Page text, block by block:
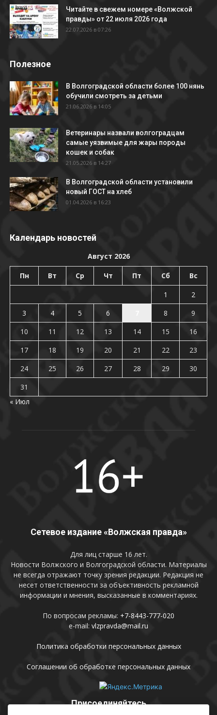
Читайте в свежем номере «Волжской
правды» от 22 июля 2026 года
22.07.2026 в 07:26
Полезное
В Волгоградской области более 100 нянь
обучили смотреть за детьми
21.06.2026 в 14:05
Ветеринары назвали волгоградцам
самые уязвимые для жары породы
кошек и собак
21.05.2026 в 14:27
В Волгоградской области установили
новый ГОСТ на хлеб
01.04.2026 в 16:23
Календарь новостей
Август 2026
Пн Вт Ср Чт Пт Сб Вс
1
2
3
4 5 6 8
9
10
11 12 13 14 15
16
17
18 19 20 21 22
23
24
25 26 27 28 29
30
31
« Июл
Сетевое издание «Волжская правда»
Для лиц старше 16 лет.
Новости Волжского и Волгоградской области. Материалы
не всегда отражают точку зрения редакции. Редакция не
несет ответственности за объективность рекламной
информации и мнения, высказанные в комментариях.
По вопросам рекламы: +7-8443-777-020
e-mail: vlzpravda@mail.ru
Политика обработки персональных данных
Соглашении об обработке персональных данных
Присоединяйтесь